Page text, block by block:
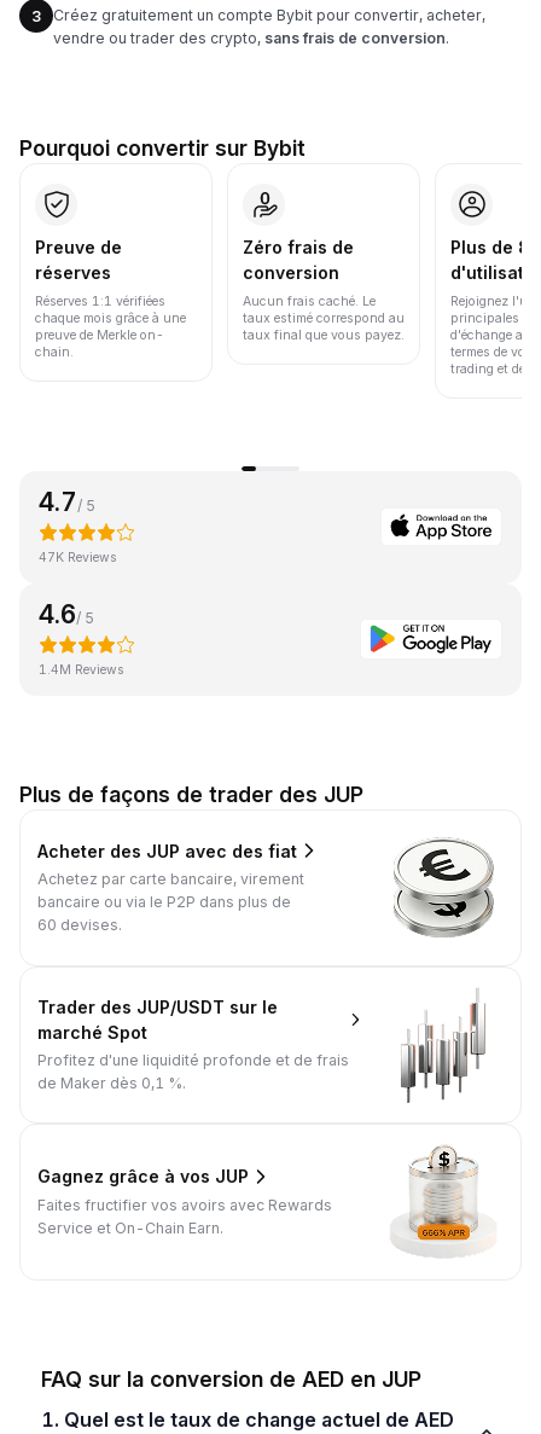
3
Créez gratuitement un compte Bybit pour convertir, acheter,
vendre ou trader des crypto, sans frais de conversion.
Pourquoi convertir sur Bybit
Preuve de
réserves
Réserves 1:1 vérifiées
chaque mois grâce à une
preuve de Merkle on-
chain.
Zéro frais de
conversion
Aucun frais caché. Le
taux estimé correspond au
taux final que vous payez.
Plus de
Rejoignez
principales
d'échange au
termes de
trading et de
4.7 / 5
47K Reviews
4.6/ 5
1.4M Reviews
Plus de façons de trader des JUP
Acheter des JUP avec des fiat
Achetez par carte bancaire, virement
bancaire ou via le P2P dans plus de
60 devises.
Trader des JUP/USDT sur le
marché Spot
Profitez d'une liquidité profonde et de frais
de Maker dès 0,1 %.
Gagnez grâce à vos JUP
Faites fructifier vos avoirs avec Rewards
Service et On-Chain Earn.
FAQ sur la conversion de AED en JUP
1. Quel est le taux de change actuel de AED